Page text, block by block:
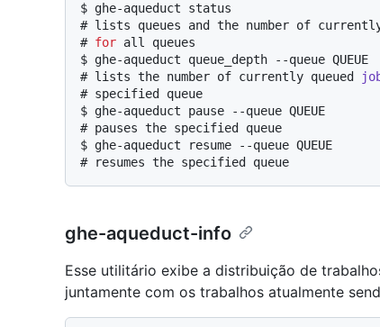
$ ghe-aqueduct status
# lists queues and the number of currently
# for all queues
$ ghe-aqueduct queue_depth --queue QUEUE
# lists the number of currently queued
# specified queue
$ ghe-aqueduct pause --queue QUEUE
# pauses the specified queue
$ ghe-aqueduct resume --queue QUEUE
# resumes the specified queue
ghe-aqueduct-info
Esse utilitário exibe a distribuição de
juntamente com os trabalhos atualmente